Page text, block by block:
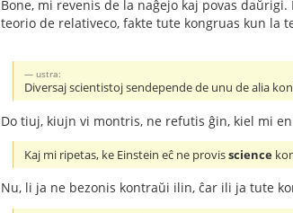
Bone, mi revenis de la naĝejo kaj povas
teorio de relativeco, fakte tute kongruas kun la
ustra:
Diversaj scientistoj sendepende de unu de alia
Do tiuj, kiujn vi montris, ne refutis ĝin, kiel mi
Kaj mi ripetas, ke Einstein eĉ ne provisscience
Nu, li ja ne bezonis kontraŭi ilin, ĉar ili ja tute